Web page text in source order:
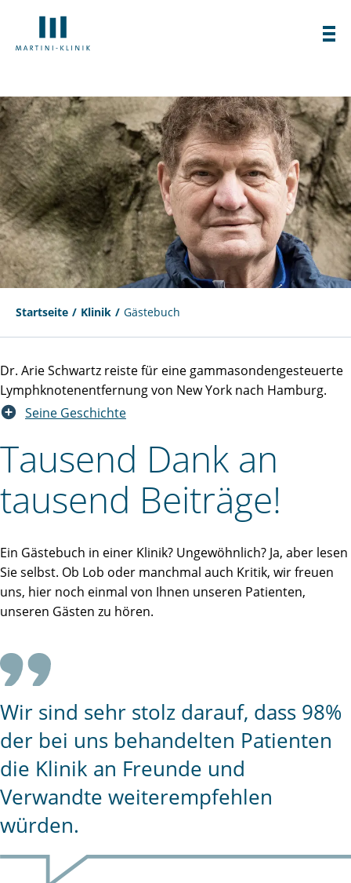
Startseite Klinik Gästebuch
Dr. Arie Schwartz reiste für eine gammasondengesteuerte
Lymphknotenentfernung von New York nach Hamburg.
Seine Geschichte
Tausend Dank an
tausend Beiträge!
Ein Gästebuch in einer Klinik? Ungewöhnlich? Ja, aber lesen
Sie selbst. Ob Lob oder manchmal auch Kritik, wir freuen
uns, hier noch einmal von Ihnen unseren Patienten,
unseren Gästen zu hören.
Wir sind sehr stolz darauf, dass 98%
der bei uns behandelten Patienten
die Klinik an Freunde und
Verwandte weiterempfehlen
würden.